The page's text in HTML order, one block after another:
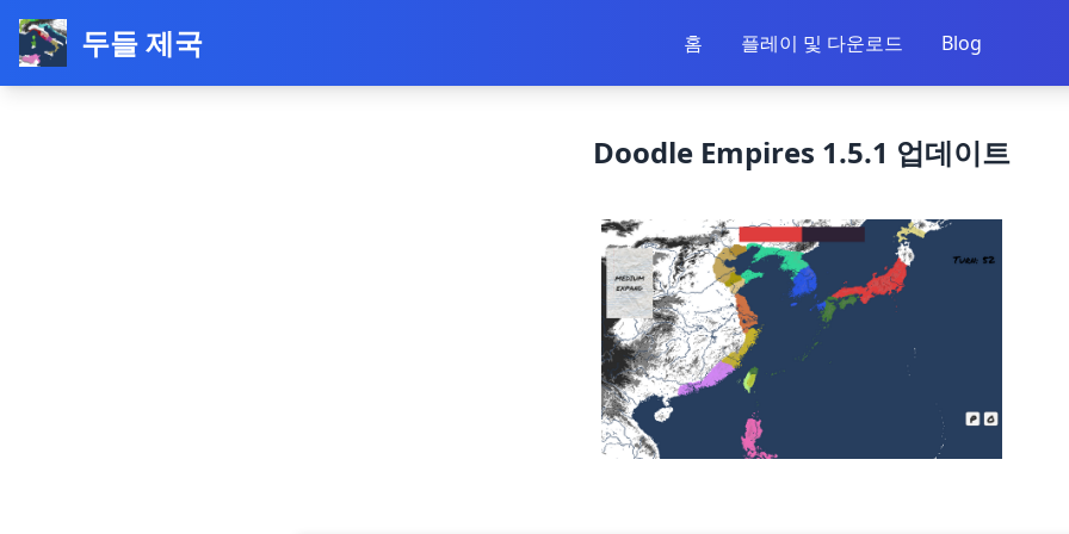
두들 제국 홈 플레이 및 다운로드 Blog
Doodle Empires 1.5.1 업데이트